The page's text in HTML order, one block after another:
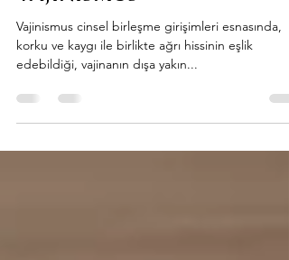
drneseozturkatkaya
24 Oca 2023
1 dakikada okunur
VAJINISMUS
Vajinismus cinsel birleşme girişimleri esnasında,
korku ve kaygı ile birlikte ağrı hissinin eşlik